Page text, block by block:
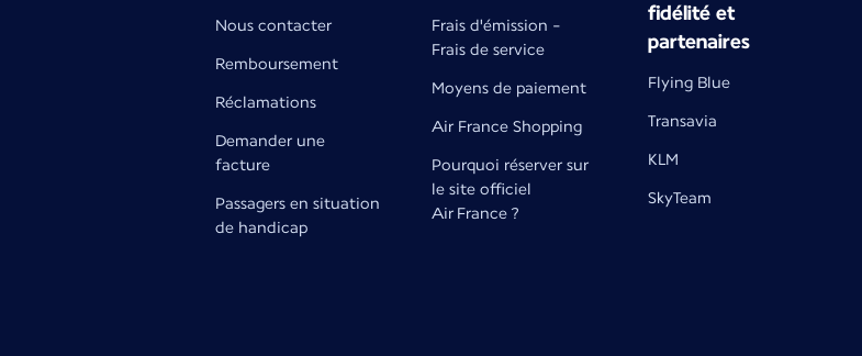
Nous contacter
Remboursement
Réclamations
Demander une
facture
Passagers en situation
de handicap
Frais d'émission -
Frais de service
Moyens de paiement
Air France Shopping
Pourquoi réserver sur
le site officiel
Air France ?
fidélité et
partenaires
Flying Blue
Transavia
KLM
SkyTeam